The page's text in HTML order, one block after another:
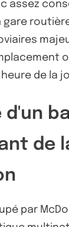
assez
gare
de la
d'un
de
par